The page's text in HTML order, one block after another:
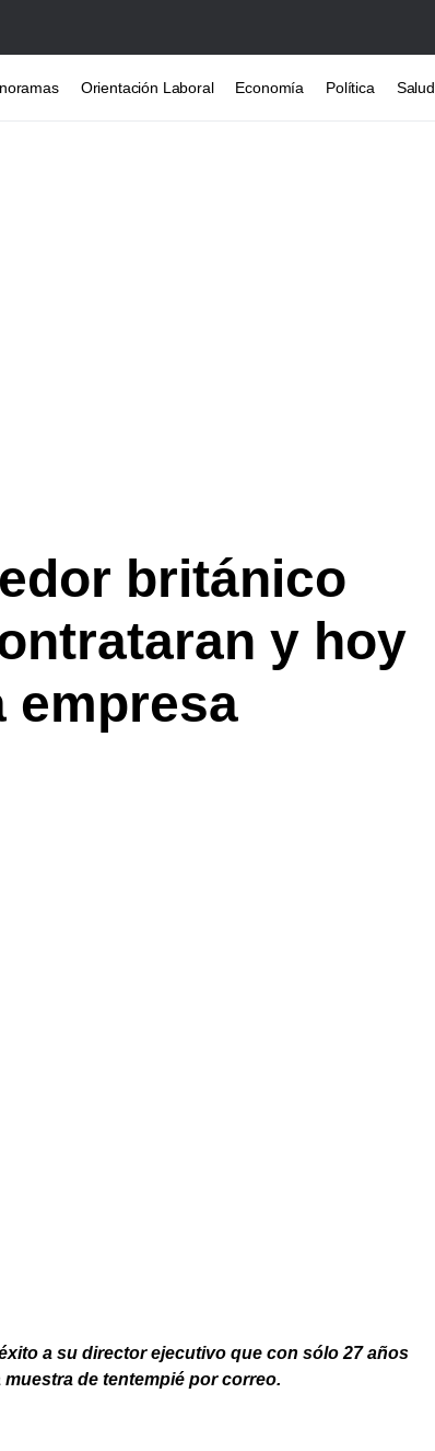
Orientación Laboral Economía Política Salud
británico
y hoy
empresa
a su director ejecutivo que con sólo 27 años
de tentempié por correo.